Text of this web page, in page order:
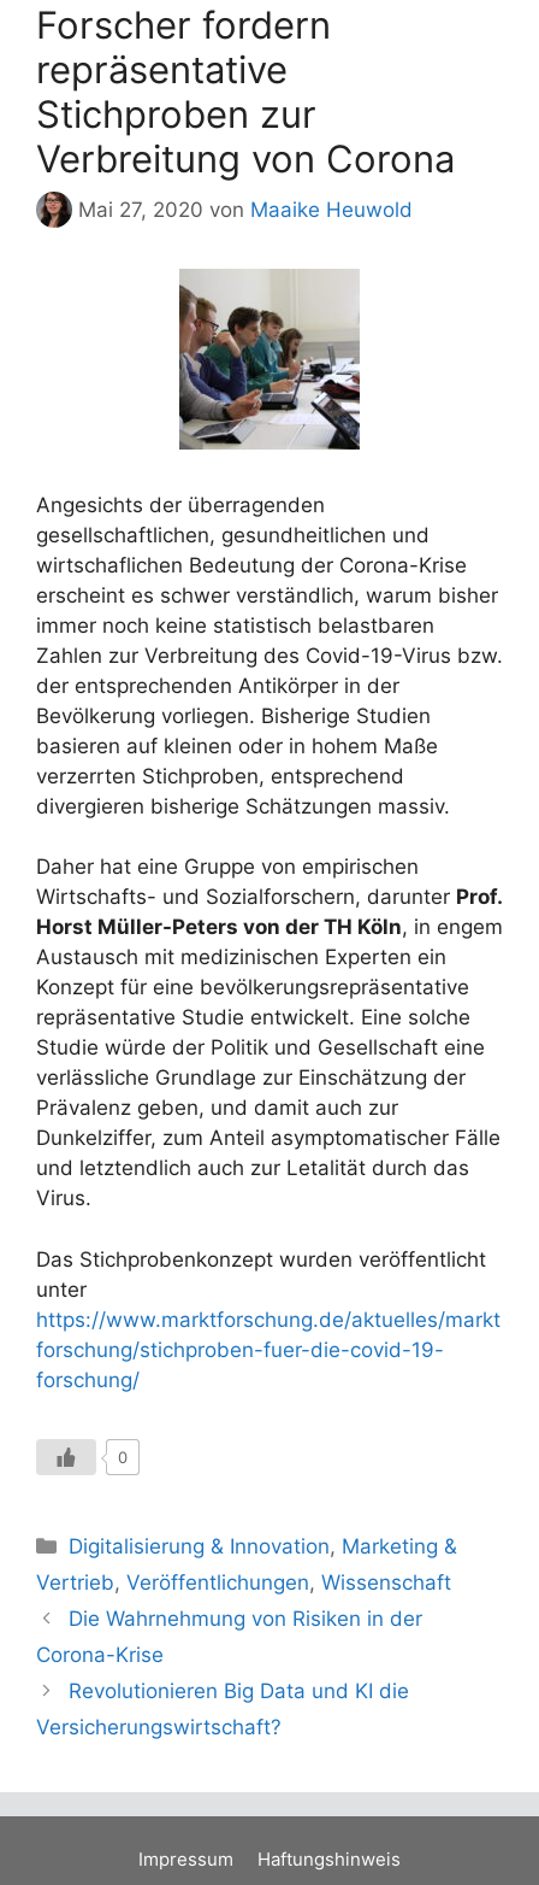
Forscher fordern
repräsentative
Stichproben zur
Verbreitung von Corona
Mai 27, 2020 von Maaike Heuwold
Angesichts der überragenden
gesellschaftlichen, gesundheitlichen und
wirtschaflichen Bedeutung der Corona-Krise
erscheint es schwer verständlich, warum bisher
immer noch keine statistisch belastbaren
Zahlen zur Verbreitung des Covid-19-Virus bzw.
der entsprechenden Antikörper in der
Bevölkerung vorliegen. Bisherige Studien
basieren auf kleinen oder in hohem Maße
verzerrten Stichproben, entsprechend
divergieren bisherige Schätzungen massiv.
Daher hat eine Gruppe von empirischen
Wirtschafts- und Sozialforschern, darunter Prof.
Horst Müller-Peters von der TH Köln, in engem
Austausch mit medizinischen Experten ein
Konzept für eine bevölkerungsrepräsentative
repräsentative Studie entwickelt. Eine solche
Studie würde der Politik und Gesellschaft eine
verlässliche Grundlage zur Einschätzung der
Prävalenz geben, und damit auch zur
Dunkelziffer, zum Anteil asymptomatischer Fälle
und letztendlich auch zur Letalität durch das
Virus.
Das Stichprobenkonzept wurden veröffentlicht
unter
https://www.marktforschung.de/aktuelles/markt
forschung/stichproben-fuer-die-covid-19-
forschung/
0
Kategorien
Digitalisierung & Innovation, Marketing &
Vertrieb, Veröffentlichungen, Wissenschaft
Die Wahrnehmung von Risiken in der
Corona-Krise
Revolutionieren Big Data und KI die
Versicherungswirtschaft?
Impressum
Haftungshinweis